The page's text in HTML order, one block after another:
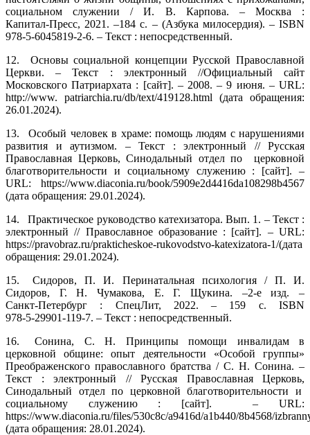
социальном служении / И. В. Карпова. – Москва :
Капитал‑Пресс, 2021. –184 с. – (Азбука милосердия). – ISBN
978‑5‑6045819‑2‑6. – Текст : непосредственный.
12.
Основы социальной концепции Русской Православной
Церкви. – Текст : электронный //Официальный сайт
Московского Патриархата : [сайт]. – 2008. – 9 июня. – URL:
http://www. patriarchia.ru/db/text/419128.html (дата обращения:
26.01.2024).
13.
Особый человек в храме: помощь людям с нарушениями
развития и аутизмом. – Текст : электронный // Русская
Православная Церковь, Синодальный отдел по церковной
благотворительности и социальному служению : [сайт]. –
URL: https://www.diaconia.ru/book/5909e2d4416da108298b4567
(дата обращения: 29.01.2024).
14.
Практическое руководство катехизатора. Вып. 1. – Текст :
электронный // Православное образование : [сайт]. – URL:
https://pravobraz.ru/prakticheskoe‑rukovodstvo‑katexizatora‑1/(дата
обращения: 29.01.2024).
15.
Сидоров, П. И. Перинатальная психология / П. И.
Сидоров, Г. Н. Чумакова, Е. Г. Щукина. –2‑е изд. –
Санкт‑Петербург : СпецЛит, 2022. – 159 с. ISBN
978‑5‑29901‑119‑7. – Текст : непосредственный.
16.
Сонина, С. Н. Принципы помощи инвалидам в
церковной общине: опыт деятельности «Особой группы»
Преображенского православного братства / С. Н. Сонина. –
Текст : электронный // Русская Православная Церковь,
Синодальный отдел по церковной благотворительности и
социальному служению : [сайт]. – URL:
https://www.diaconia.ru/files/530c8c/a9416d/a1b440/8b4568/
(дата обращения: 28.01.2024).